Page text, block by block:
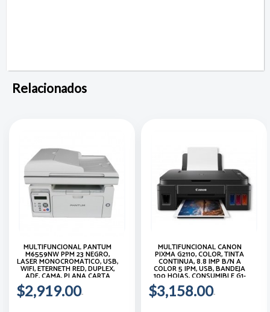
Relacionados
MULTIFUNCIONAL PANTUM
M6559NW PPM 23 NEGRO,
LASER MONOCROMATICO, USB,
WIFI, ETERNETH RED, DUPLEX,
ADF, CAMA, PLANA CARTA
$2,919.00
MULTIFUNCIONAL CANON
PIXMA G2110, COLOR, TINTA
CONTINUA, 8.8 IMP B/N A
COLOR 5 IPM, USB, BANDEJA
100 HOJAS, CONSUMIBLE G1-
190
$3,158.00